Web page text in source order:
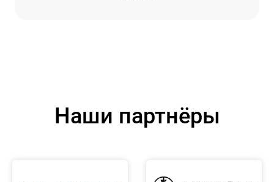
Наши партнёры